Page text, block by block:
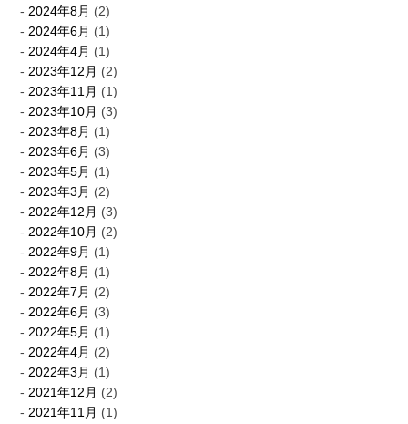
2024年8月 (2)
2024年6月 (1)
2024年4月 (1)
2023年12月 (2)
2023年11月 (1)
2023年10月 (3)
2023年8月 (1)
2023年6月 (3)
2023年5月 (1)
2023年3月 (2)
2022年12月 (3)
2022年10月 (2)
2022年9月 (1)
2022年8月 (1)
2022年7月 (2)
2022年6月 (3)
2022年5月 (1)
2022年4月 (2)
2022年3月 (1)
2021年12月 (2)
2021年11月 (1)